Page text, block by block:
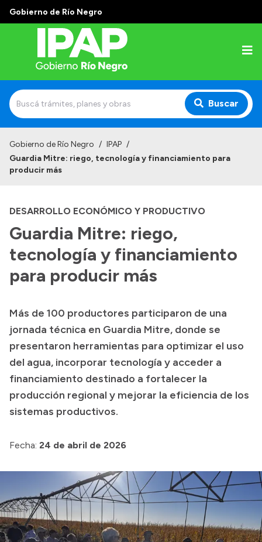
Gobierno de Río Negro
Buscar
Institucional
Autoridades
Alumnos
Docentes y Capacitadores
Normativa
Accesos directos
SIU GUARANÍ
SECUNDARIO
TECNICATURAS
CAPACITACIONES
Gobierno de Río Negro / IPAP /
Guardia Mitre: riego, tecnología y financiamiento para
producir más
DESARROLLO ECONÓMICO Y PRODUCTIVO
Guardia Mitre: riego,
tecnología y financiamiento
para producir más
Más de 100 productores participaron de una
jornada técnica en Guardia Mitre, donde se
presentaron herramientas para optimizar el uso
del agua, incorporar tecnología y acceder a
financiamiento destinado a fortalecer la
producción regional y mejorar la eficiencia de los
sistemas productivos.
Fecha: 24 de abril de 2026